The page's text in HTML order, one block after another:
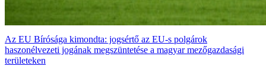
Az EU Bírósága kimondta: jogsértő az EU-s polgárok
haszonélvezeti jogának megszüntetése a magyar mezőgazdasági
területeken